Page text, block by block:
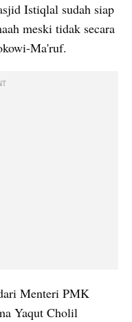
Istiqlal sudah siap
meski tidak secara
Ma'ruf.
Menteri PMK
Yaqut Cholil